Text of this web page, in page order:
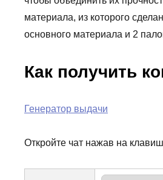
материала, из которого
основного материала и 2
Как получить
Генератор выдачи
Откройте чат нажав на